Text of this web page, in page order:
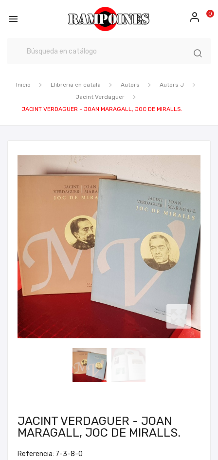
 0
Inicio Llibreria en català Autors
Autors J
Jacint Verdaguer
JACINT VERDAGUER - JOAN MARAGALL, JOC DE MIRALLS.
JACINT VERDAGUER - JOAN
MARAGALL, JOC DE MIRALLS.
Referencia: 7-3-8-0